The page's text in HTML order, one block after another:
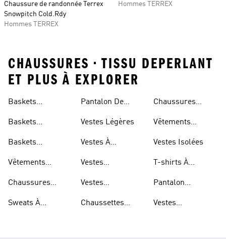
Chaussure de randonnée Terrex
Snowpitch Cold.Rdy
Hommes TERREX
Hommes TERREX
CHAUSSURES • TISSU DEPERLANT
ET PLUS À EXPLORER
Baskets
Femme
Baskets
Hommes
Baskets
Enfants
Vêtements
Chaussures
Sweats À
Pantalon De
Vestes Légères
Vestes À
Vestes
Pour Hommes
Vestes
Pour Femmes
Chaussettes
Chaussures
Vêtements
Vestes Isolées
T-shirts À
Pantalon
Vestes